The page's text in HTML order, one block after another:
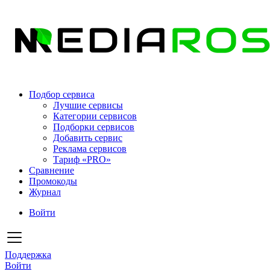
Подбор сервиса
Лучшие сервисы
Категории сервисов
Подборки сервисов
Добавить сервис
Реклама сервисов
Тариф «PRO»
Сравнение
Промокоды
Журнал
Войти
Поддержка
Войти